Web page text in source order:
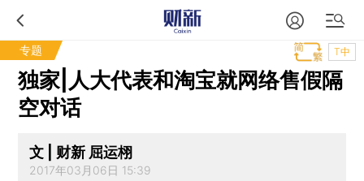
专题 T中
独家|人大代表和淘宝就网络售假隔
空对话
文 | 财新 屈运栩
2017年03月06日 15:39